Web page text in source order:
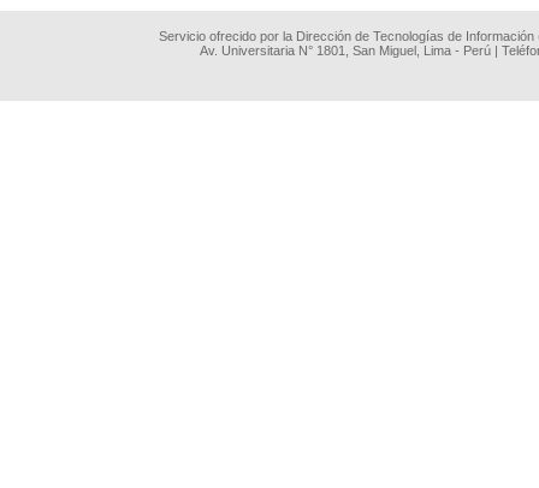
Servicio ofrecido por la Dirección de Tecnologías de
Av. Universitaria N° 1801, San Miguel, Lima - Perú |